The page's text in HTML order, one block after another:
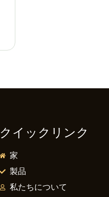
クイックリンク
家
製品
私たちについて